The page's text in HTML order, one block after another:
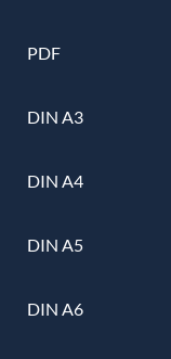
PDF
DIN A3
DIN A4
DIN A5
DIN A6